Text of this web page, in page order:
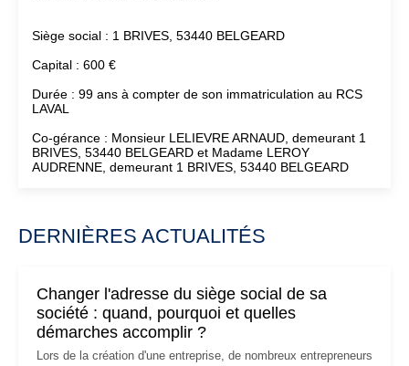
Siège social : 1 BRIVES, 53440 BELGEARD
Capital : 600 €
Durée : 99 ans à compter de son immatriculation au RCS
LAVAL
Co-gérance : Monsieur LELIEVRE ARNAUD, demeurant 1
BRIVES, 53440 BELGEARD et Madame LEROY
AUDRENNE, demeurant 1 BRIVES, 53440 BELGEARD
DERNIÈRES ACTUALITÉS
Changer l'adresse du siège social de sa
société : quand, pourquoi et quelles
démarches accomplir ?
Lors de la création d'une entreprise, de nombreux entrepreneurs